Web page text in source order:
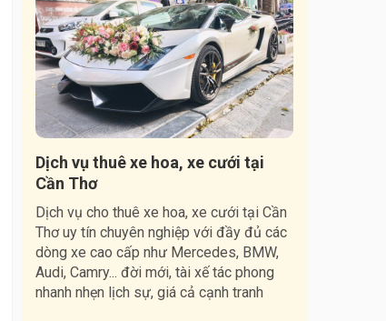
Dịch vụ thuê xe hoa, xe cưới tại
Cần Thơ
Dịch vụ cho thuê xe hoa, xe cưới tại Cần
Thơ uy tín chuyên nghiệp với đầy đủ các
dòng xe cao cấp như Mercedes, BMW,
Audi, Camry... đời mới, tài xế tác phong
nhanh nhẹn lịch sự, giá cả cạnh tranh